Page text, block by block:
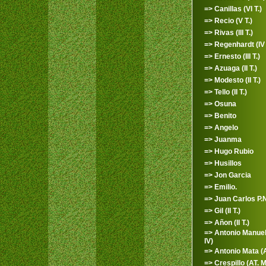
=> Canillas (VI T.)
=> Recio (V T.)
=> Rivas (III T.)
=> Regenhardt (IV
=> Ernesto (III T.)
=> Azuaga (II T.)
=> Modesto (II T.)
=> Tello (II T.)
=> Osuna
=> Benito
=> Angelo
=> Juanma
=> Hugo Rubio
=> Husillos
=> Jon Garcia
=> Emilio.
=> Juan Carlos
=> Gil (II T.)
=> Añon (II T.)
=> Antonio
IV)
=> Antonio Mata
=> Crespillo (AT.